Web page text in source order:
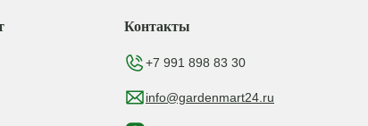
Контакты
+7 991 898 83 30
info@gardenmart24.ru